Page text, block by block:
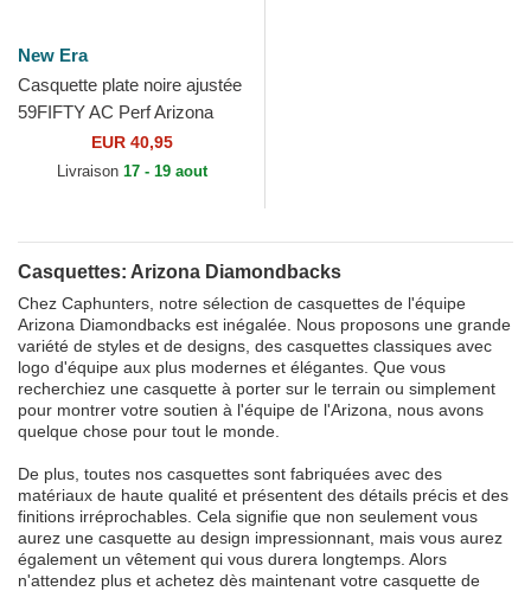
New Era
Casquette plate noire ajustée
59FIFTY AC Perf Arizona
Diamondbacks MLB New
EUR 40,95
Livraison 17 - 19 aout
Casquettes: Arizona Diamondbacks
Chez Caphunters, notre sélection de casquettes de l'équipe
Arizona Diamondbacks est inégalée. Nous proposons une grande
variété de styles et de designs, des casquettes classiques avec
logo d'équipe aux plus modernes et élégantes. Que vous
recherchiez une casquette à porter sur le terrain ou simplement
pour montrer votre soutien à l'équipe de l'Arizona, nous avons
quelque chose pour tout le monde.
De plus, toutes nos casquettes sont fabriquées avec des
matériaux de haute qualité et présentent des détails précis et des
finitions irréprochables. Cela signifie que non seulement vous
aurez une casquette au design impressionnant, mais vous aurez
également un vêtement qui vous durera longtemps. Alors
n'attendez plus et achetez dès maintenant votre casquette de